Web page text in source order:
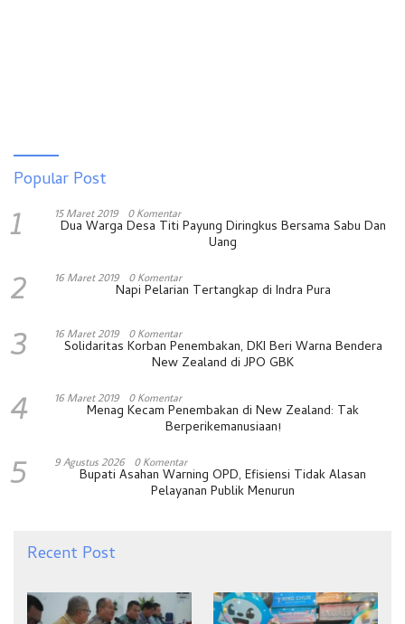
Popular Post
1 15 Maret 2019 0 Komentar
Dua Warga Desa Titi Payung Diringkus Bersama Sabu Dan
Uang
2 16 Maret 2019 0 Komentar
Napi Pelarian Tertangkap di Indra Pura
3 16 Maret 2019 0 Komentar
Solidaritas Korban Penembakan, DKI Beri Warna Bendera
New Zealand di JPO GBK
4 16 Maret 2019 0 Komentar
Menag Kecam Penembakan di New Zealand: Tak
Berperikemanusiaan!
5 9 Agustus 2026 0 Komentar
Bupati Asahan Warning OPD, Efisiensi Tidak Alasan
Pelayanan Publik Menurun
Recent Post